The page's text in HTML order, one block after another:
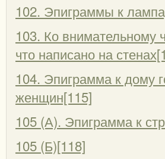
102. Эпиграммы к
103. Ко внимательному
что написано на
104. Эпиграмма к дому
женщин[115]
105 (А). Эпиграмма к
105 (Б)[118]